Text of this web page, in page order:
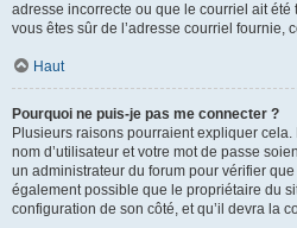
adresse incorrecte ou que le courriel ait été
vous êtes sûr de l’adresse courriel fournie,
Haut
Pourquoi ne puis-je pas me connecter ?
Plusieurs raisons pourraient expliquer
nom d’utilisateur et votre mot de passe
un administrateur du forum pour vérifier
également possible que le propriétaire du
configuration de son côté, et qu’il devra la